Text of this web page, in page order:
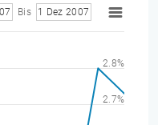
Bis 1 Dez 2007
2.7%
2.8%